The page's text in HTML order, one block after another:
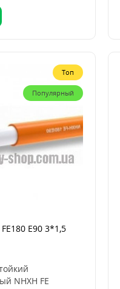
Топ
Популярный
E90 3*1,5
NHXH FE